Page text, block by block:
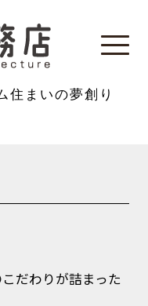
住まいの夢創り
だわりが詰まった